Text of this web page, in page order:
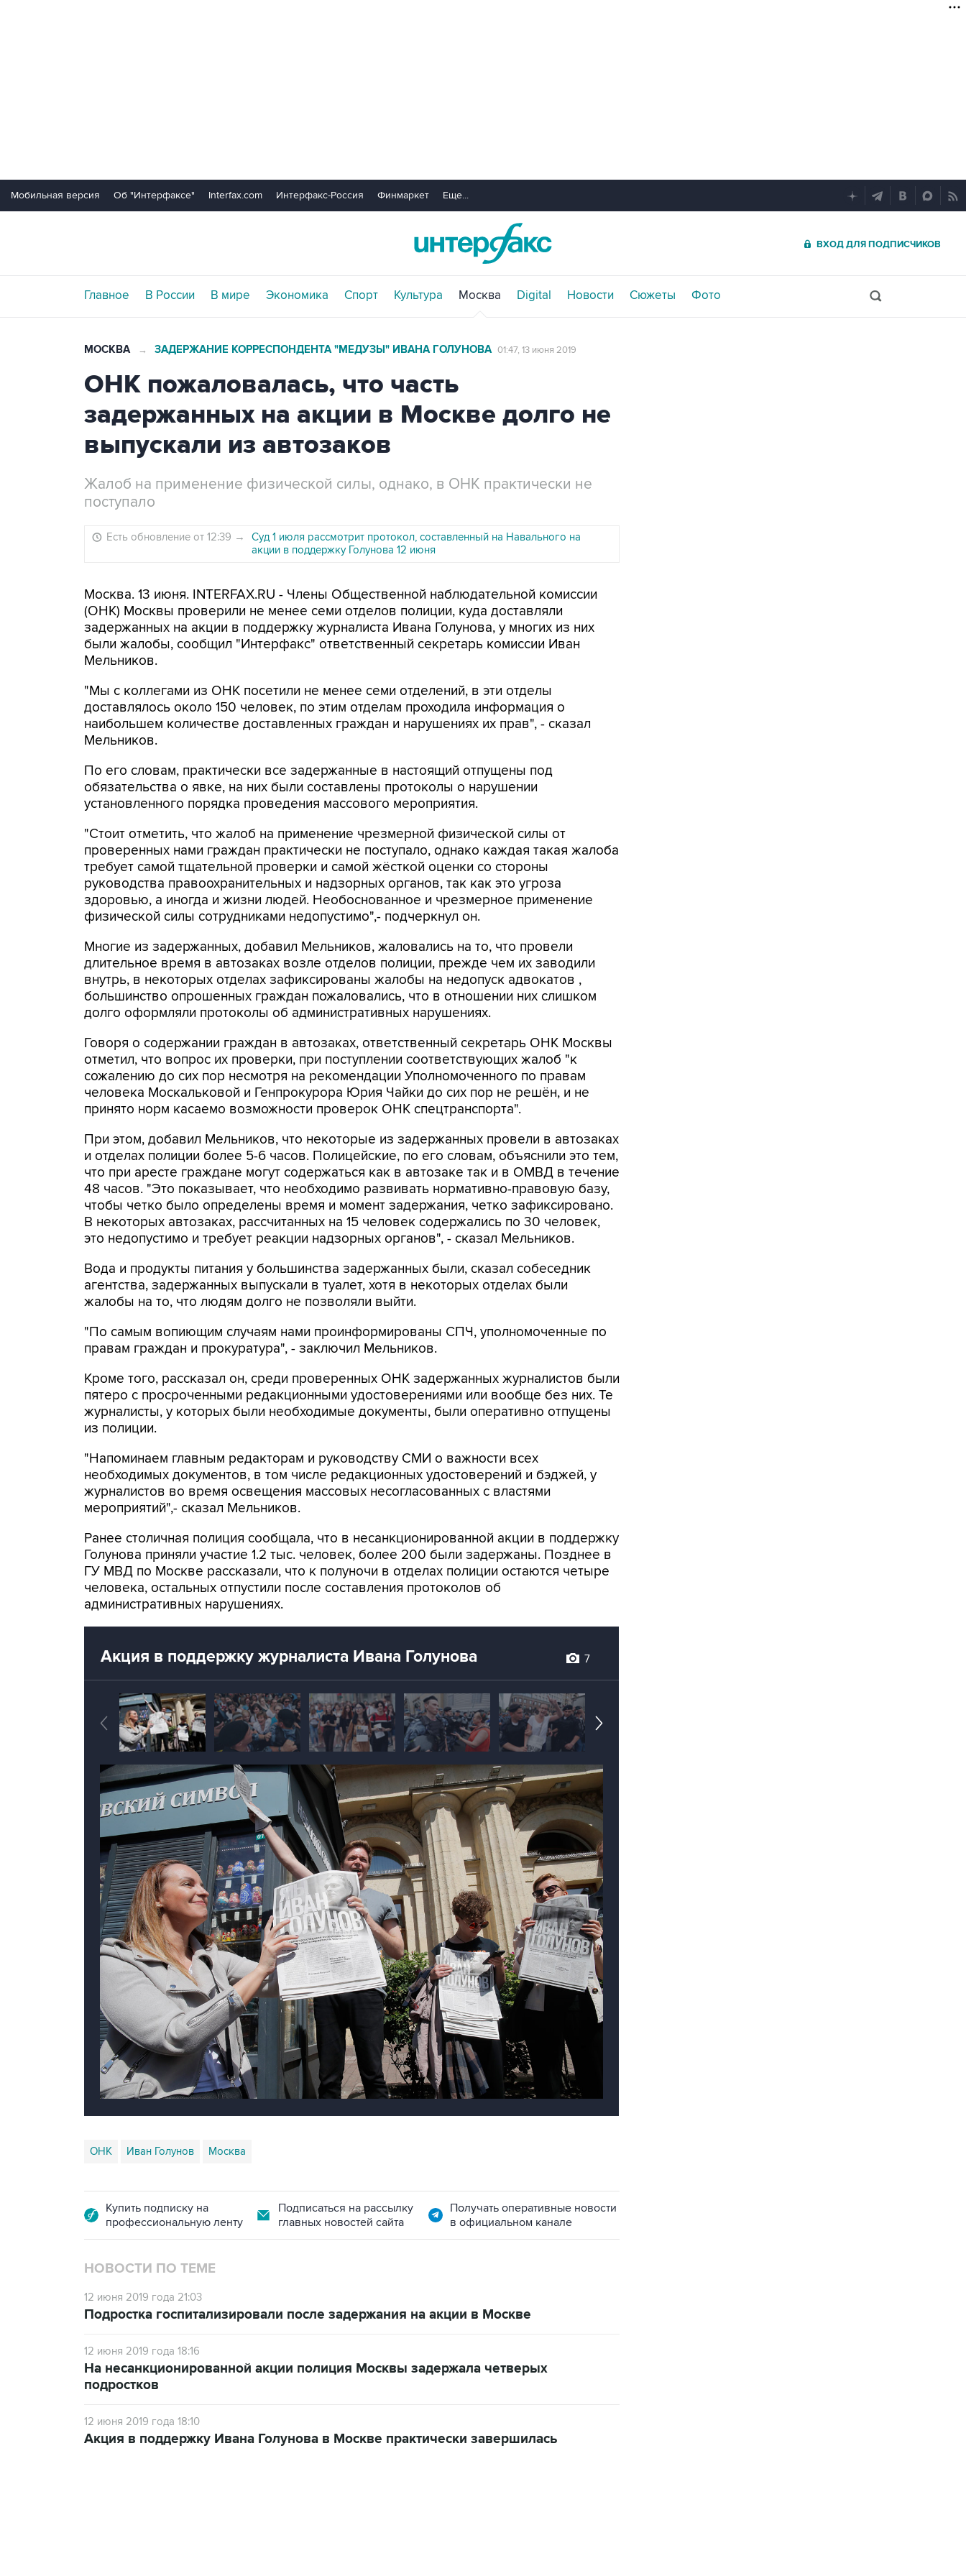
Мобильная версия Об "Интерфаксе" Interfax.com Интерфакс-Россия Финмаркет Еще...
ВХОД ДЛЯ ПОДПИСЧИКОВ
Главное В России В мире Экономика Спорт Культура Москва Digital Новости Сюжеты Фото
МОСКВА → ЗАДЕРЖАНИЕ КОРРЕСПОНДЕНТА "МЕДУЗЫ" ИВАНА ГОЛУНОВА 01:47, 13 июня 2019
ОНК пожаловалась, что часть
задержанных на акции в Москве долго не
выпускали из автозаков
Жалоб на применение физической силы, однако, в ОНК практически не
поступало
Есть обновление от 12:39 →
Суд 1 июля рассмотрит протокол, составленный на Навального на
акции в поддержку Голунова 12 июня
Москва. 13 июня. INTERFAX.RU - Члены Общественной наблюдательной комиссии
(ОНК) Москвы проверили не менее семи отделов полиции, куда доставляли
задержанных на акции в поддержку журналиста Ивана Голунова, у многих из них
были жалобы, сообщил "Интерфакс" ответственный секретарь комиссии Иван
Мельников.
"Мы с коллегами из ОНК посетили не менее семи отделений, в эти отделы
доставлялось около 150 человек, по этим отделам проходила информация о
наибольшем количестве доставленных граждан и нарушениях их прав", - сказал
Мельников.
По его словам, практически все задержанные в настоящий отпущены под
обязательства о явке, на них были составлены протоколы о нарушении
установленного порядка проведения массового мероприятия.
"Стоит отметить, что жалоб на применение чрезмерной физической силы от
проверенных нами граждан практически не поступало, однако каждая такая жалоба
требует самой тщательной проверки и самой жёсткой оценки со стороны
руководства правоохранительных и надзорных органов, так как это угроза
здоровью, а иногда и жизни людей. Необоснованное и чрезмерное применение
физической силы сотрудниками недопустимо",- подчеркнул он.
Многие из задержанных, добавил Мельников, жаловались на то, что провели
длительное время в автозаках возле отделов полиции, прежде чем их заводили
внутрь, в некоторых отделах зафиксированы жалобы на недопуск адвокатов ,
большинство опрошенных граждан пожаловались, что в отношении них слишком
долго оформляли протоколы об административных нарушениях.
Говоря о содержании граждан в автозаках, ответственный секретарь ОНК Москвы
отметил, что вопрос их проверки, при поступлении соответствующих жалоб "к
сожалению до сих пор несмотря на рекомендации Уполномоченного по правам
человека Москальковой и Генпрокурора Юрия Чайки до сих пор не решён, и не
принято норм касаемо возможности проверок ОНК спецтранспорта".
При этом, добавил Мельников, что некоторые из задержанных провели в автозаках
и отделах полиции более 5-6 часов. Полицейские, по его словам, объяснили это тем,
что при аресте граждане могут содержаться как в автозаке так и в ОМВД в течение
48 часов. "Это показывает, что необходимо развивать нормативно-правовую базу,
чтобы четко было определены время и момент задержания, четко зафиксировано.
В некоторых автозаках, рассчитанных на 15 человек содержались по 30 человек,
это недопустимо и требует реакции надзорных органов", - сказал Мельников.
Вода и продукты питания у большинства задержанных были, сказал собеседник
агентства, задержанных выпускали в туалет, хотя в некоторых отделах были
жалобы на то, что людям долго не позволяли выйти.
"По самым вопиющим случаям нами проинформированы СПЧ, уполномоченные по
правам граждан и прокуратура", - заключил Мельников.
Кроме того, рассказал он, среди проверенных ОНК задержанных журналистов были
пятеро с просроченными редакционными удостоверениями или вообще без них. Те
журналисты, у которых были необходимые документы, были оперативно отпущены
из полиции.
"Напоминаем главным редакторам и руководству СМИ о важности всех
необходимых документов, в том числе редакционных удостоверений и бэджей, у
журналистов во время освещения массовых несогласованных с властями
мероприятий",- сказал Мельников.
Ранее столичная полиция сообщала, что в несанкционированной акции в поддержку
Голунова приняли участие 1.2 тыс. человек, более 200 были задержаны. Позднее в
ГУ МВД по Москве рассказали, что к полуночи в отделах полиции остаются четыре
человека, остальных отпустили после составления протоколов об
административных нарушениях.
Акция в поддержку журналиста Ивана Голунова 7
ОНК Иван Голунов Москва
Купить подписку на
профессиональную ленту
Подписаться на рассылку
главных новостей сайта
Получать оперативные новости
в официальном канале
НОВОСТИ ПО ТЕМЕ
12 июня 2019 года 21:03
Подростка госпитализировали после задержания на акции в Москве
12 июня 2019 года 18:16
На несанкционированной акции полиция Москвы задержала четверых
подростков
12 июня 2019 года 18:10
Акция в поддержку Ивана Голунова в Москве практически завершилась